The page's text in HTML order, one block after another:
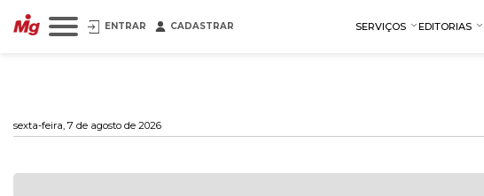
ENTRAR CADASTRAR SERVIÇOS EDITORIAS
sexta-feira, 7 de agosto de 2026